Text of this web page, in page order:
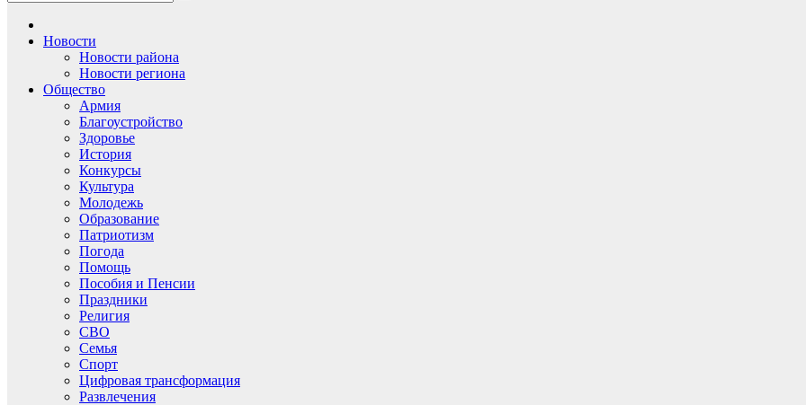
Новости
Новости района
Новости региона
Общество
Армия
Благоустройство
Здоровье
История
Конкурсы
Культура
Молодежь
Образование
Патриотизм
Погода
Помощь
Пособия и Пенсии
Праздники
Религия
СВО
Семья
Спорт
Цифровая трансформация
Развлечения